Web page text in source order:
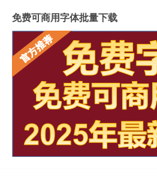
免费可商用字体批量下载